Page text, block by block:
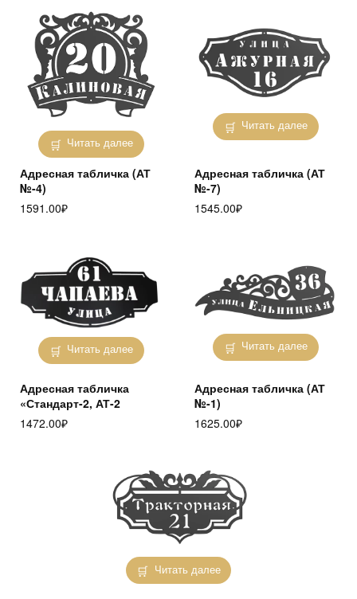
Читать далее
Адресная табличка (АТ
№-4)
1591.00₽
Читать далее
Адресная табличка (АТ
№-7)
1545.00₽
Читать далее
Адресная табличка
«Стандарт-2, АТ-2
1472.00₽
Читать далее
Адресная табличка (АТ
№-1)
1625.00₽
Читать далее